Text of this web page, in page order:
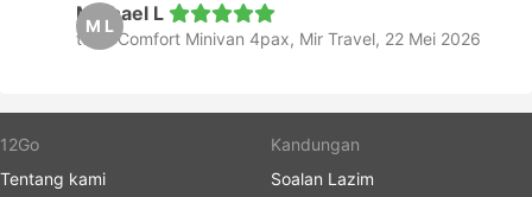
M L
Michael L
teksi Comfort Minivan 4pax, Mir Travel, 22 Mei 2026
12Go
Tentang kami
Kandungan
Soalan Lazim